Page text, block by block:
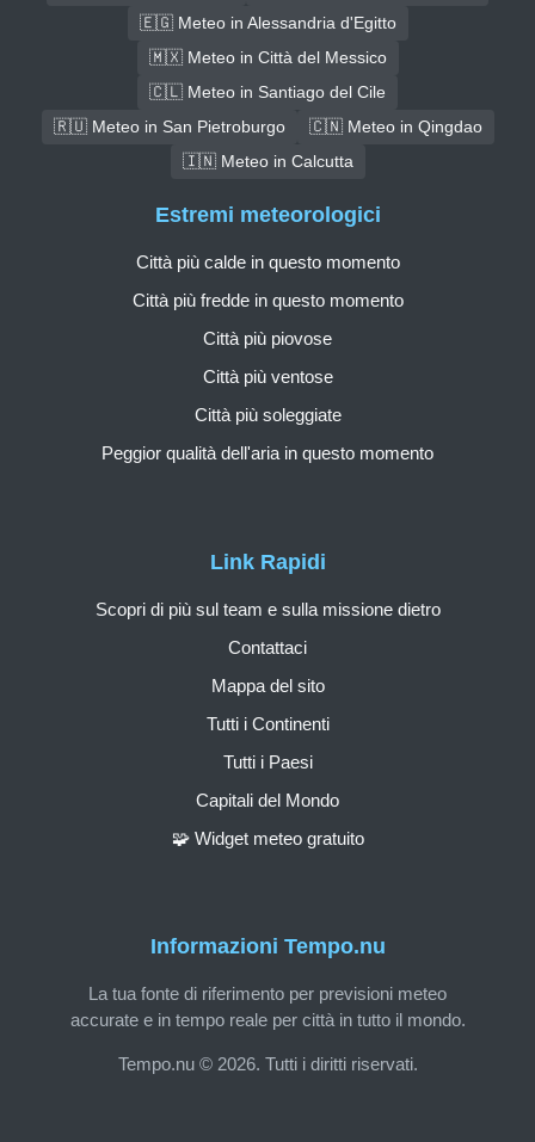
🇪🇬 Meteo in Alessandria d'Egitto
🇲🇽 Meteo in Città del Messico
🇨🇱 Meteo in Santiago del Cile
🇷🇺 Meteo in San Pietroburgo
🇨🇳 Meteo in Qingdao
🇮🇳 Meteo in Calcutta
Informazioni Tempo.nu
La tua fonte di riferimento per previsioni meteo
accurate e in tempo reale per città in tutto il mondo.
Tempo.nu © 2026. Tutti i diritti riservati.
Link Rapidi
Scopri di più sul team e sulla missione dietro
Contattaci
Mappa del sito
Tutti i Continenti
Tutti i Paesi
Capitali del Mondo
🧩 Widget meteo gratuito
Estremi meteorologici
Città più calde in questo momento
Città più fredde in questo momento
Città più piovose
Città più ventose
Città più soleggiate
Peggior qualità dell'aria in questo momento